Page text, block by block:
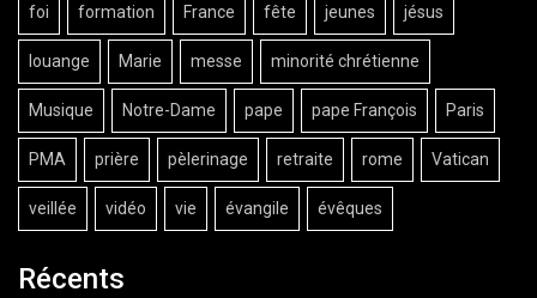
foi formation France fête jeunes jésus
louange Marie messe minorité chrétienne
Musique Notre-Dame pape pape François Paris
PMA prière pèlerinage retraite rome Vatican
veillée vidéo vie évangile évêques
Récents